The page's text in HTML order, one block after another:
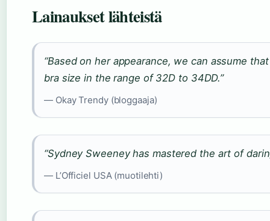
Lainaukset lähteistä
“Based on her appearance, we can assume
bra size in the range of 32D to 34DD.”
— Okay Trendy (bloggaaja)
“Sydney Sweeney has mastered the art of
— L’Officiel USA (muotilehti)